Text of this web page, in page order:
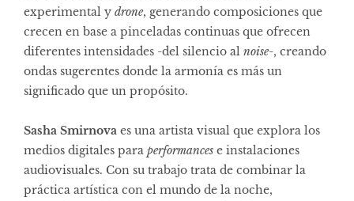
experimental y drone, generando composiciones que
crecen en base a pinceladas continuas que ofrecen
diferentes intensidades -del silencio al noise-, creando
ondas sugerentes donde la armonía es más un
significado que un propósito.
Sasha Smirnova es una artista visual que explora los
medios digitales para performances e instalaciones
audiovisuales. Con su trabajo trata de combinar la
práctica artística con el mundo de la noche,